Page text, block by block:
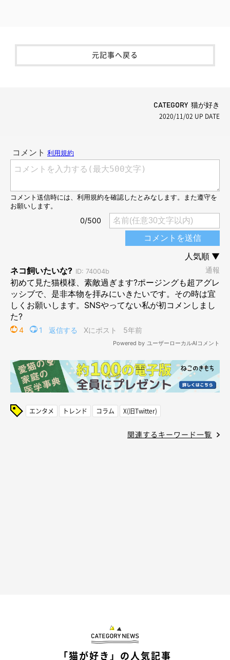
元記事へ戻る
CATEGORY 猫が好き
2020/11/02 UP DATE
エンタメ トレンド コラム X(旧Twitter)
関連するキーワード一覧
「猫が好き」の人気記事